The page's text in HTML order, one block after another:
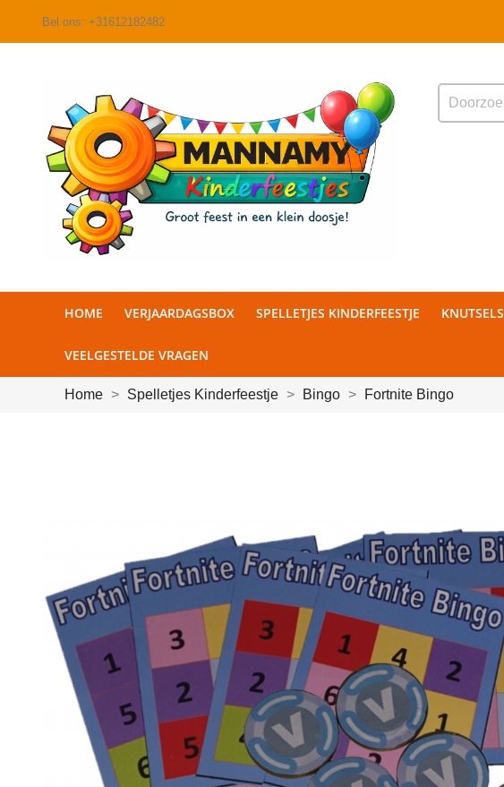
Bel ons: +31612182482
HOME VERJAARDAGSBOX SPELLETJES KINDERFEESTJE KNUTSELS
VEELGESTELDE VRAGEN
Home Spelletjes Kinderfeestje Bingo Fortnite Bingo